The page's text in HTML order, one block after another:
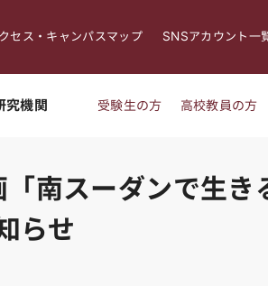
セス・キャンパスマップ SNSアカウント一
究機関 受験生の方 高校教員の方
南スーダンで生き
らせ